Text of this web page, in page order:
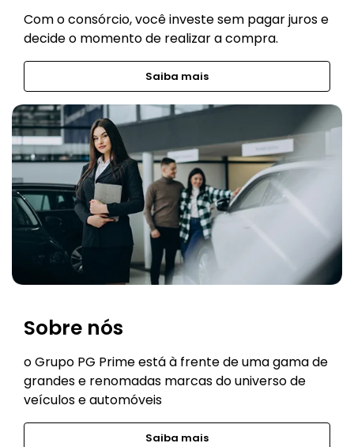
Com o consórcio, você investe sem pagar juros e
decide o momento de realizar a compra.
Saiba mais
Sobre nós
o Grupo PG Prime está à frente de uma gama de
grandes e renomadas marcas do universo de
veículos e automóveis
Saiba mais